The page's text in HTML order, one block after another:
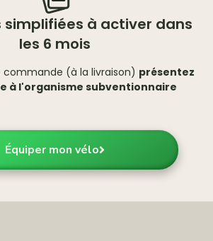
simplifiées à activer dans
les 6 mois
commande (à la livraison) présentez
à l'organisme subventionnaire
Équiper mon vélo